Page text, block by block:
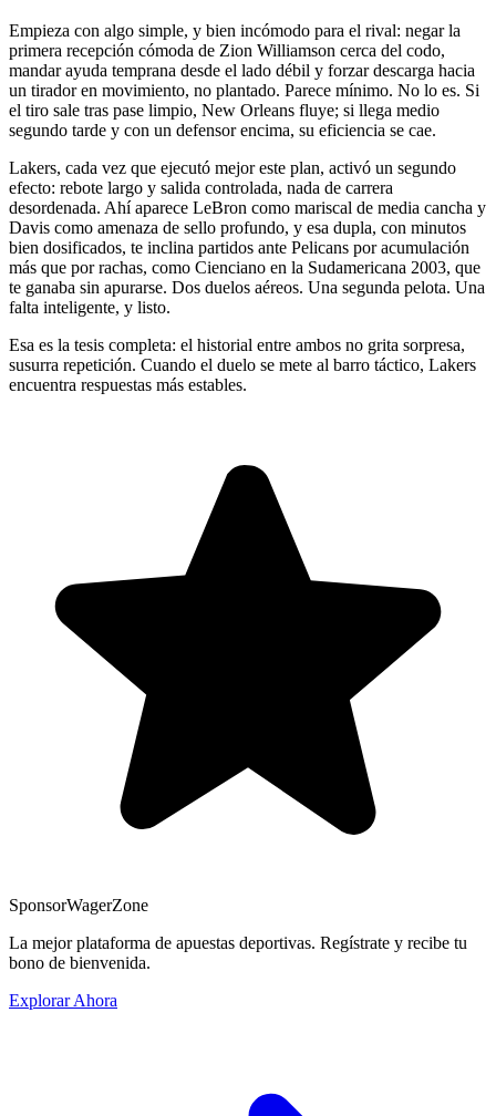
Empieza con algo simple, y bien incómodo para el rival: negar la
primera recepción cómoda de Zion Williamson cerca del codo,
mandar ayuda temprana desde el lado débil y forzar descarga hacia
un tirador en movimiento, no plantado. Parece mínimo. No lo es. Si
el tiro sale tras pase limpio, New Orleans fluye; si llega medio
segundo tarde y con un defensor encima, su eficiencia se cae.
Lakers, cada vez que ejecutó mejor este plan, activó un segundo
efecto: rebote largo y salida controlada, nada de carrera
desordenada. Ahí aparece LeBron como mariscal de media cancha y
Davis como amenaza de sello profundo, y esa dupla, con minutos
bien dosificados, te inclina partidos ante Pelicans por acumulación
más que por rachas, como Cienciano en la Sudamericana 2003, que
te ganaba sin apurarse. Dos duelos aéreos. Una segunda pelota. Una
falta inteligente, y listo.
Esa es la tesis completa: el historial entre ambos no grita sorpresa,
susurra repetición. Cuando el duelo se mete al barro táctico, Lakers
encuentra respuestas más estables.
SponsorWagerZone
La mejor plataforma de apuestas deportivas. Regístrate y recibe tu
bono de bienvenida.
Explorar Ahora